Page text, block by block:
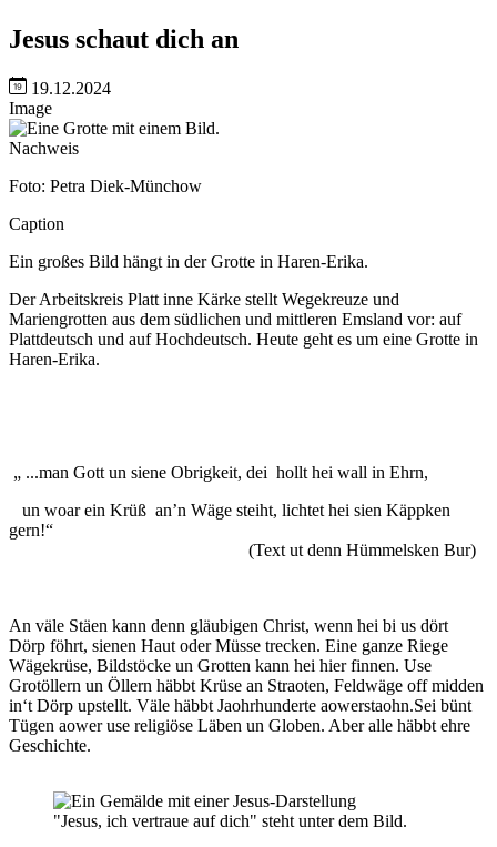
Jesus schaut dich an
19.12.2024
Image
Nachweis
Foto: Petra Diek-Münchow
Caption
Ein großes Bild hängt in der Grotte in Haren-Erika.
Der Arbeitskreis Platt inne Kärke stellt Wegekreuze und
Mariengrotten aus dem südlichen und mittleren Emsland vor: auf
Plattdeutsch und auf Hochdeutsch. Heute geht es um eine Grotte in
Haren-Erika.
„ ...man Gott un siene Obrigkeit, dei hollt hei wall in Ehrn,
un woar ein Krüß an’n Wäge steiht, lichtet hei sien Käppken
gern!“
(Text ut denn Hümmelsken Bur)
An väle Stäen kann denn gläubigen Christ, wenn hei bi us dört
Dörp föhrt, sienen Haut oder Müsse trecken. Eine ganze Riege
Wägekrüse, Bildstöcke un Grotten kann hei hier finnen. Use
Grotöllern un Öllern häbbt Krüse an Straoten, Feldwäge off midden
in‘t Dörp upstellt. Väle häbbt Jaohrhunderte aowerstaohn.Sei bünt
Tügen aower use religiöse Läben un Globen. Aber alle häbbt ehre
Geschichte.
"Jesus, ich vertraue auf dich" steht unter dem Bild.